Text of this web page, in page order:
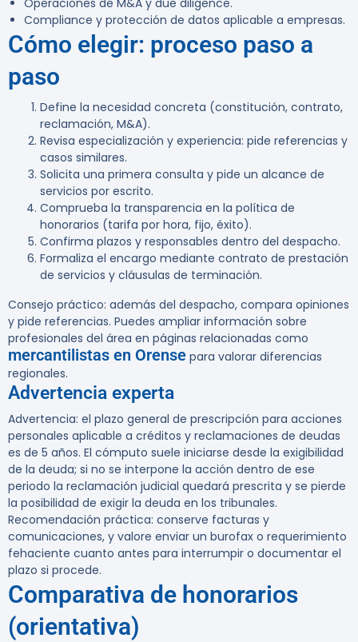
Operaciones de M&A y due diligence.
Compliance y protección de datos aplicable a empresas.
Cómo elegir: proceso paso a
paso
Define la necesidad concreta (constitución, contrato,
reclamación, M&A).
Revisa especialización y experiencia: pide referencias y
casos similares.
Solicita una primera consulta y pide un alcance de
servicios por escrito.
Comprueba la transparencia en la política de
honorarios (tarifa por hora, fijo, éxito).
Confirma plazos y responsables dentro del despacho.
Formaliza el encargo mediante contrato de prestación
de servicios y cláusulas de terminación.
Consejo práctico: además del despacho, compara opiniones
y pide referencias. Puedes ampliar información sobre
profesionales del área en páginas relacionadas como
mercantilistas en Orense para valorar diferencias
regionales.
Advertencia experta
Advertencia: el plazo general de prescripción para acciones
personales aplicable a créditos y reclamaciones de deudas
es de 5 años. El cómputo suele iniciarse desde la exigibilidad
de la deuda; si no se interpone la acción dentro de ese
periodo la reclamación judicial quedará prescrita y se pierde
la posibilidad de exigir la deuda en los tribunales.
Recomendación práctica: conserve facturas y
comunicaciones, y valore enviar un burofax o requerimiento
fehaciente cuanto antes para interrumpir o documentar el
plazo si procede.
Comparativa de honorarios
(orientativa)